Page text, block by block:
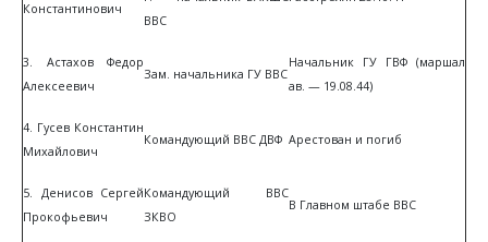
Константинович
ВВС
3. Астахов Федор
Алексеевич
Зам. начальника ГУ ВВС
Начальник ГУ ГВФ (маршал
ав. — 19.08.44)
4. Гусев Константин
Михайлович
Командующий ВВС ДВФ Арестован и погиб
5. Денисов Сергей
Прокофьевич
Командующий ВВС
ЗКВО
В Главном штабе ВВС